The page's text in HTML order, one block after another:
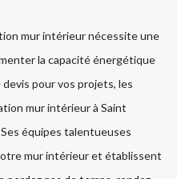
mur intérieur nécessite une
la capacité énergétique
pour vos projets, les
mur intérieur à Saint
équipes talentueuses
mur intérieur et établissent